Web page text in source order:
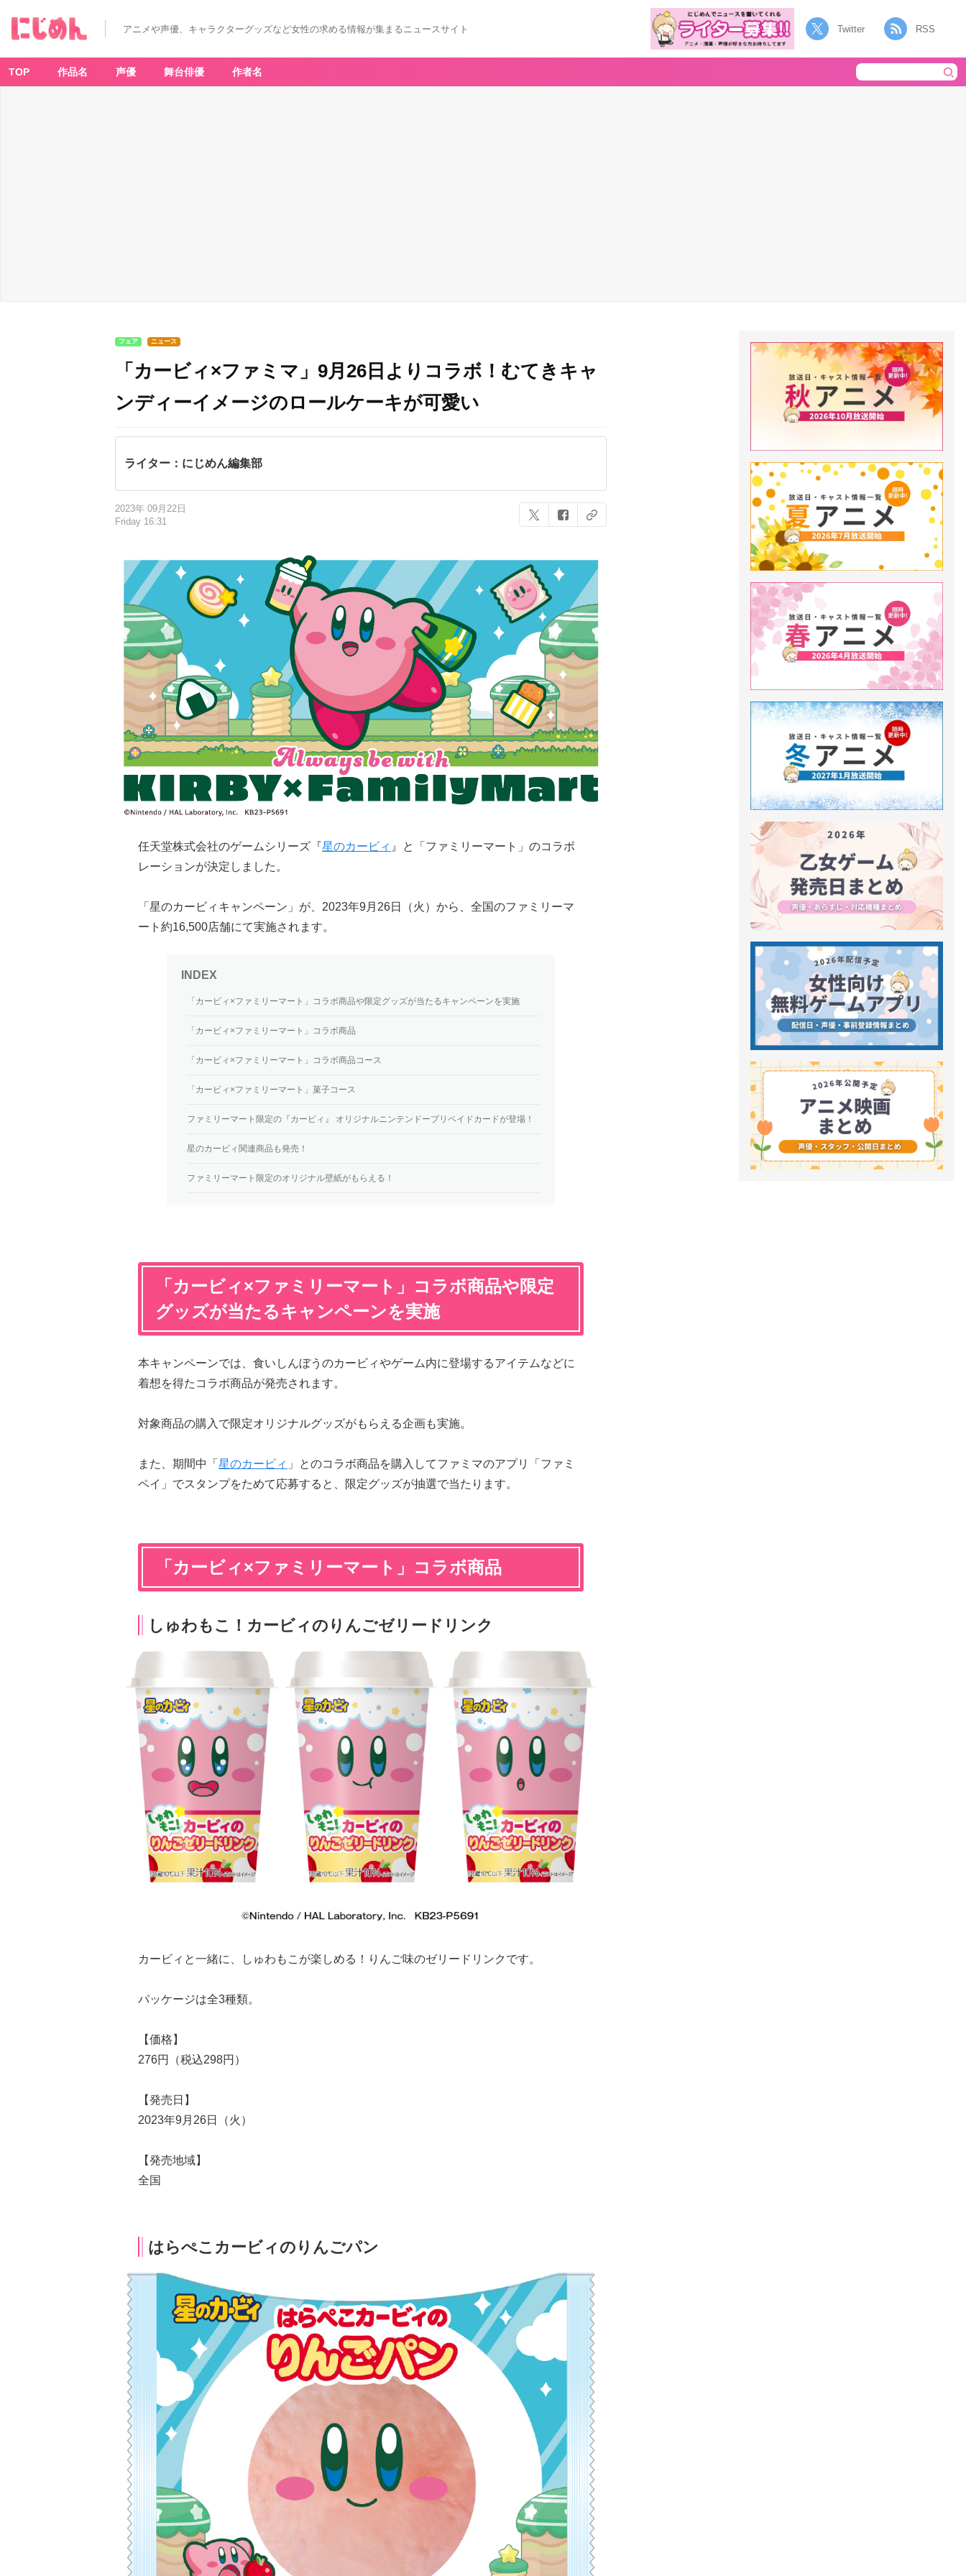
アニメや声優、キャラクターグッズなど女性の求める情報が集まるニュースサイト Twitter RSS
TOP 作品名 声優 舞台俳優 作者名
フェア ニュース
「カービィ×ファミマ」9月26日よりコラボ！むてきキャ
ンディーイメージのロールケーキが可愛い
ライター：にじめん編集部
2023年 09月22日
Friday 16:31
任天堂株式会社のゲームシリーズ『星のカービィ 』と「ファミリーマート」のコラボ
レーションが決定しました。
「星のカービィキャンペーン」が、2023年9月26日（火）から、全国のファミリーマ
ート約16,500店舗にて実施されます。
「カービィ×ファミリーマート」コラボ商品や限定グッズが当たるキャンペーンを実施
「カービィ×ファミリーマート」コラボ商品
「カービィ×ファミリーマート」コラボ商品コース
「カービィ×ファミリーマート」菓子コース
ファミリーマート限定の『カービィ』 オリジナルニンテンドープリペイドカードが登場！
星のカービィ関連商品も発売！
ファミリーマート限定のオリジナル壁紙がもらえる！
「カービィ×ファミリーマート」コラボ商品や限定
グッズが当たるキャンペーンを実施
本キャンペーンでは、食いしんぼうのカービィやゲーム内に登場するアイテムなどに
着想を得たコラボ商品が発売されます。
対象商品の購入で限定オリジナルグッズがもらえる企画も実施。
また、期間中「 星のカービィ 」とのコラボ商品を購入してファミマのアプリ「ファミ
ペイ」でスタンプをためて応募すると、限定グッズが抽選で当たります。
「カービィ×ファミリーマート」コラボ商品
しゅわもこ！カービィのりんごゼリードリンク
カービィと一緒に、しゅわもこが楽しめる！りんご味のゼリードリンクです。
パッケージは全3種類。
【価格】
276円（税込298円）
【発売日】
2023年9月26日（火）
【発売地域】
全国
はらぺこカービィのりんごパン